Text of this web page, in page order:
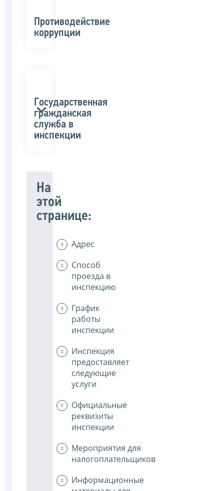
Противодействие
коррупции
Государственная
гражданская
служба в
инспекции
На
этой
странице:
Адрес
Способ
проезда в
инспекцию
График
работы
инспекции
Инспекция
предоставляет
следующие
услуги
Официальные
реквизиты
инспекции
Мероприятия для
налогоплательщиков
Информационные